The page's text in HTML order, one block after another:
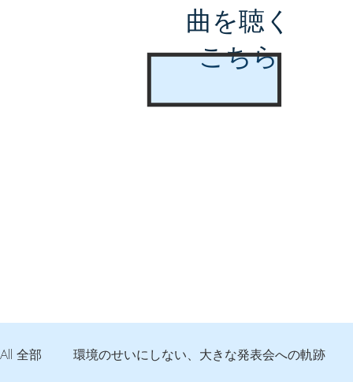
曲を聴く
こちら
All 全部 環境のせいにしない、大きな発表会への軌跡